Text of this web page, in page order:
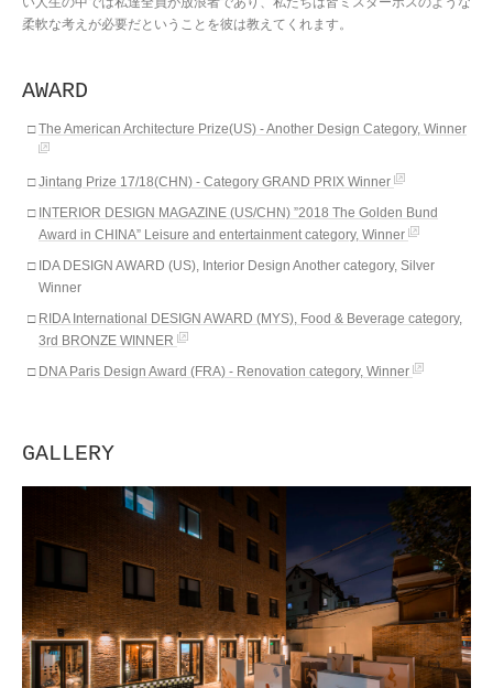
柔軟な考えが必要だということを彼は教えてくれます。
AWARD
The American Architecture Prize(US) - Another Design Category, Winner
Jintang Prize 17/18(CHN) - Category GRAND PRIX Winner
INTERIOR DESIGN MAGAZINE (US/CHN) ”2018 The Golden Bund
Award in CHINA” Leisure and entertainment category, Winner
IDA DESIGN AWARD (US), Interior Design Another category, Silver
Winner
RIDA International DESIGN AWARD (MYS), Food & Beverage category,
3rd BRONZE WINNER
DNA Paris Design Award (FRA) - Renovation category, Winner
GALLERY